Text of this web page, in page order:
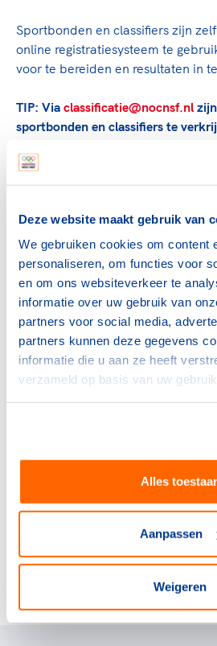
Deze website maakt gebruik van
We gebruiken cookies om content
personaliseren, om functies voor
en om ons websiteverkeer te
informatie over uw gebruik van
partners voor social media,
partners kunnen deze gegevens
informatie die u aan ze heeft
verzameld op basis van uw
Alles
Aanpassen
Weigeren
Sportbonden en classifiers zijn
online registratiesysteem te
voor te bereiden en resultaten in
TIP: Via classificatie@nocnsf.nl
sportbonden en classifiers te
Online registratiesysteem
Klik hier om naar het online
gaan
Classificatiebewijs
De resultaten van een
de classifiers geregistreerd in het
registratiesysteem. In dit systeem
die geclassificeerd zijn te staan.
kan dit bewijs uitprinten of e-
eigen gemaakt classificatiebewijs.
Het is aan de sportbond of zij
classificatiekeuring een tijdelijk
overhandigen of niet. Dit tijdelijk
de mogelijkheid om zonder